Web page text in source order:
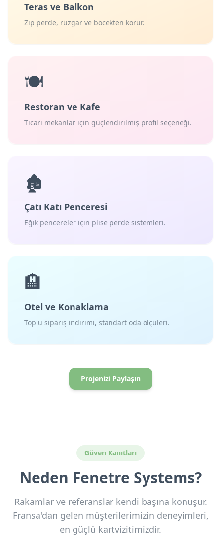
Teras ve Balkon
Zip perde, rüzgar ve böcekten korur.
🍽️
Restoran ve Kafe
Ticari mekanlar için güçlendirilmiş profil seçeneği.
🏚️
Çatı Katı Penceresi
Eğik pencereler için plise perde sistemleri.
🏨
Otel ve Konaklama
Toplu sipariş indirimi, standart oda ölçüleri.
Projenizi Paylaşın
Güven Kanıtları
Neden Fenetre Systems?
Rakamlar ve referanslar kendi başına konuşur.
Fransa'dan gelen müşterilerimizin deneyimleri,
en güçlü kartvizitimizdir.